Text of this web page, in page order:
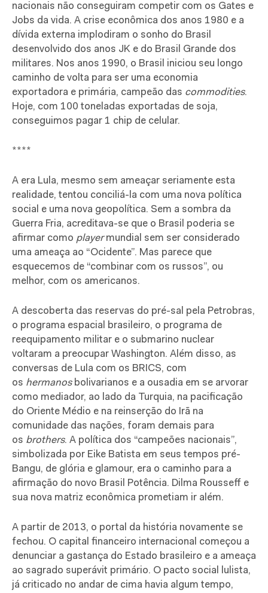
nacionais não conseguiram competir com os Gates e
Jobs da vida. A crise econômica dos anos 1980 e a
dívida externa implodiram o sonho do Brasil
desenvolvido dos anos JK e do Brasil Grande dos
militares. Nos anos 1990, o Brasil iniciou seu longo
caminho de volta para ser uma economia
exportadora e primária, campeão das commodities.
Hoje, com 100 toneladas exportadas de soja,
conseguimos pagar 1 chip de celular.
****
A era Lula, mesmo sem ameaçar seriamente esta
realidade, tentou conciliá-la com uma nova política
social e uma nova geopolítica. Sem a sombra da
Guerra Fria, acreditava-se que o Brasil poderia se
afirmar como playermundial sem ser considerado
uma ameaça ao “Ocidente”. Mas parece que
esquecemos de “combinar com os russos”, ou
melhor, com os americanos.
A descoberta das reservas do pré-sal pela Petrobras,
o programa espacial brasileiro, o programa de
reequipamento militar e o submarino nuclear
voltaram a preocupar Washington. Além disso, as
conversas de Lula com os BRICS, com
os hermanosbolivarianos e a ousadia em se arvorar
como mediador, ao lado da Turquia, na pacificação
do Oriente Médio e na reinserção do Irã na
comunidade das nações, foram demais para
os brothers. A política dos “campeões nacionais”,
simbolizada por Eike Batista em seus tempos pré-
Bangu, de glória e glamour, era o caminho para a
afirmação do novo Brasil Potência. Dilma Rousseff e
sua nova matriz econômica prometiam ir além.
A partir de 2013, o portal da história novamente se
fechou. O capital financeiro internacional começou a
denunciar a gastança do Estado brasileiro e a ameaça
ao sagrado superávit primário. O pacto social lulista,
já criticado no andar de cima havia algum tempo,